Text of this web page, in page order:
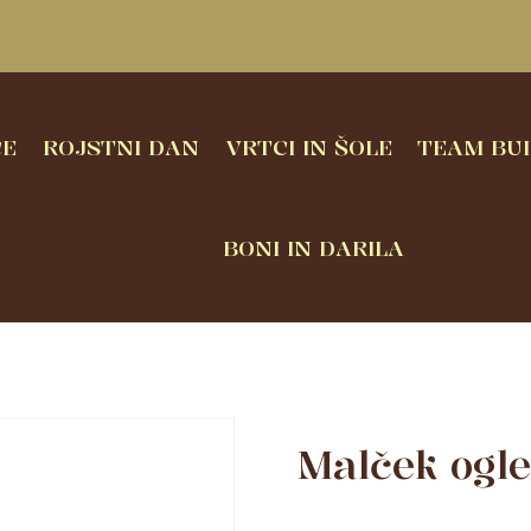
ROJSTNI DAN VRTCI IN ŠOLE TEAM
BONI IN DARILA
Malček